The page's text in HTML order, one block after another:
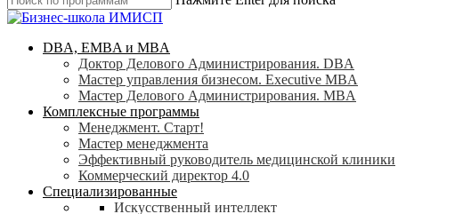
Close
search
Menu
DBA, EMBA и MBA
Доктор Делового Администрирования. DBA
Мастер управления бизнесом. Executive MBA
Мастер Делового Администрирования. MBA
Комплексные программы
Менеджмент. Старт!
Мастер менеджмента
Эффективный руководитель медицинской клиники
Коммерческий директор 4.0
Специализированные
Искусственный интеллект